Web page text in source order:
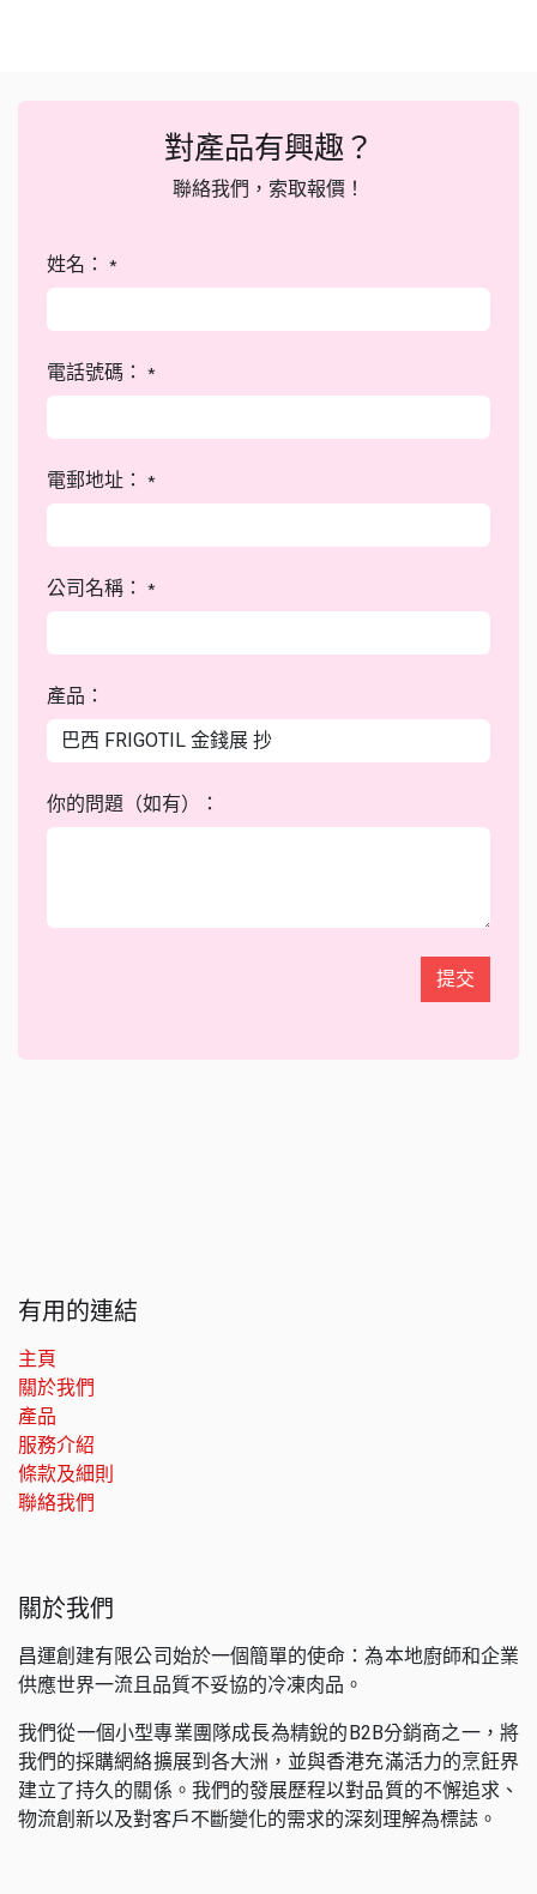
對產品有興趣？
聯絡我們，索取報價！
姓名： *
電話號碼： *
電郵地址： *
公司名稱： *
產品：
你的問題（如有）：
提交
有用的連結
主頁
關於我們
產品
服務介紹
條款及細則
聯絡我們
關於我們
昌運創建有限公司始於一個簡單的使命：為本地廚師和企業
供應世界一流且品質不妥協的冷凍肉品。
我們從一個小型專業團隊成長為精銳的B2B分銷商之一，將
我們的採購網絡擴展到各大洲，並與香港充滿活力的烹飪界
建立了持久的關係。我們的發展歷程以對品質的不懈追求、
物流創新以及對客戶不斷變化的需求的深刻理解為標誌。